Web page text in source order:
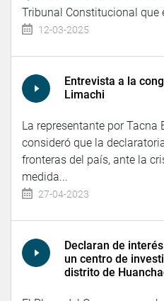
Tribunal Constitucional que
12-03-2025
Entrevista a la
Limachi
La representante por Tacna
consideró que la
fronteras del país, ante la
medida...
27-04-2023
Declaran de
un centro de
distrito de